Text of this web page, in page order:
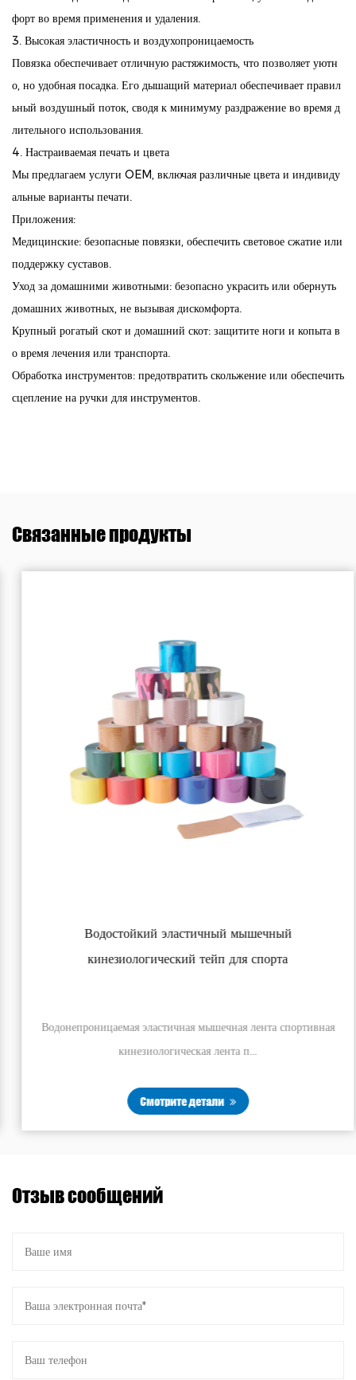
форт во время применения и удаления.
3. Высокая эластичность и воздухопроницаемость
Повязка обеспечивает отличную растяжимость, что позволяет уютн
о, но удобная посадка. Его дышащий материал обеспечивает правил
ьный воздушный поток, сводя к минимуму раздражение во время д
лительного использования.
4. Настраиваемая печать и цвета
Мы предлагаем услуги OEM, включая различные цвета и индивиду
альные варианты печати.
Приложения:
Медицинские: безопасные повязки, обеспечить световое сжатие или
поддержку суставов.
Уход за домашними животными: безопасно украсить или обернуть
домашних животных, не вызывая дискомфорта.
Крупный рогатый скот и домашний скот: защитите ноги и копыта в
о время лечения или транспорта.
Обработка инструментов: предотвратить скольжение или обеспечить
сцепление на ручки для инструментов.
Связанные продукты
Водостойкий эластичный мышечный
кинезиологический тейп для спорта
Водонепроницаемая эластичная мышечная лента спортивная
кинезиологическая лента п...
Смотрите детали
Отзыв сообщений